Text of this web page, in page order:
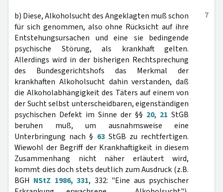
7
b) Diese, Alkoholsucht des Angeklagten muß schon
für sich genommen, also ohne Rücksicht auf ihre
Entstehungsursachen und eine sie bedingende
psychische Störung, als krankhaft gelten.
Allerdings wird in der bisherigen Rechtsprechung
des Bundesgerichtshofs das Merkmal der
krankhaften Alkoholsucht dahin verstanden, daß
die Alkoholabhängigkeit des Täters auf einem von
der Sucht selbst unterscheidbaren, eigenständigen
psychischen Defekt im Sinne der §§ 20, 21 StGB
beruhen muß, um ausnahmsweise eine
Unterbringung nach § 63StGB zu rechtfertigen.
Wiewohl der Begriff der Krankhaftigkeit in diesem
Zusammenhang nicht näher erläutert wird,
kommt dies doch stets deutlich zum Ausdruck (z.B.
BGH NStZ 1986, 331, 332: "Eine aus psychischer